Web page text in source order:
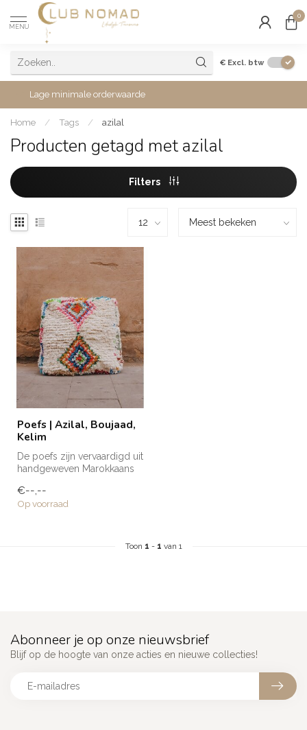
MENU
0
€ Excl. btw
Lage minimale orderwaarde
Home / Tags / azilal
Producten getagd met azilal
Filters
Poefs | Azilal, Boujaad,
Kelim
De poefs zijn vervaardigd uit
handgeweven Marokkaans
h...
€--,--
Op voorraad
Toon 1 - 1 van 1
Abonneer je op onze nieuwsbrief
Blijf op de hoogte van onze acties en nieuwe collecties!